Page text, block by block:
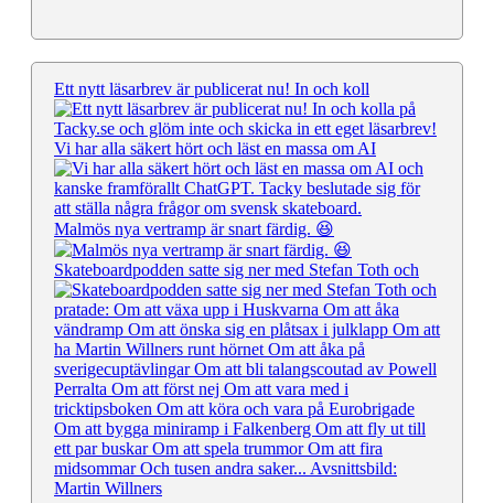
Ett nytt läsarbrev är publicerat nu! In och koll
Vi har alla säkert hört och läst en massa om AI
Malmös nya vertramp är snart färdig. 😆
Skateboardpodden satte sig ner med Stefan Toth och